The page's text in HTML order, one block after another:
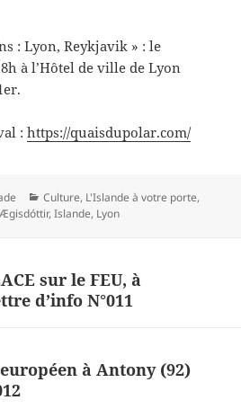
: Lyon, Reykjavik » : le
à l’Hôtel de ville de Lyon
:https://quaisdupolar.com/
Catégories
Culture, L'Islande à votre porte,
,Islande, Lyon
sur le FEU, à
d’info N°011
à Antony (92)